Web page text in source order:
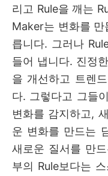
리고 Rule을 깨는
Maker는 변화를 만
릅니다. 그러나
들어 냅니다. 진정
을 개선하고 트렌
다. 그렇다고 그들
변화를 감지하고,
운 변화를 만드는
새로운 질서를 만
부의 Rule보다는